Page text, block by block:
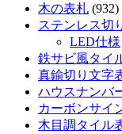
木の表札 (932)
ステンレス切
LED仕様
鉄サビ風タイ
真鍮切り文字
ハウスナンバ
カーボンサイ
木目調タイル